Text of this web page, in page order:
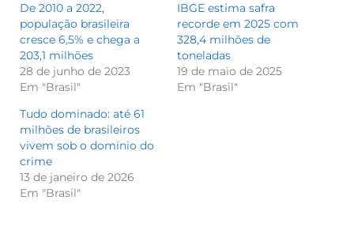
De 2010 a 2022,
população brasileira
cresce 6,5% e chega a
203,1 milhões
28 de junho de 2023
Em "Brasil"
IBGE estima safra
recorde em 2025 com
328,4 milhões de
toneladas
19 de maio de 2025
Em "Brasil"
Tudo dominado: até 61
milhões de brasileiros
vivem sob o domínio do
crime
13 de janeiro de 2026
Em "Brasil"